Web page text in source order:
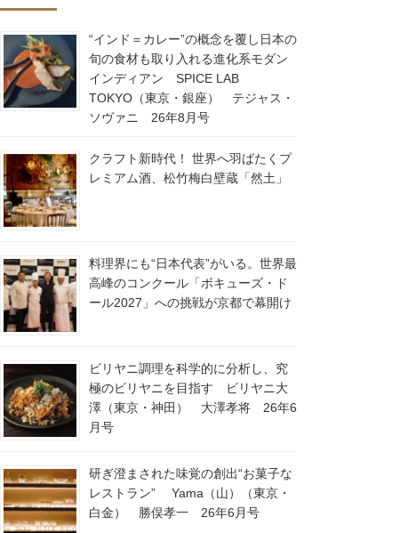
“インド＝カレー”の概念を覆し日本の
旬の食材も取り入れる進化系モダン
インディアン SPICE LAB
TOKYO（東京・銀座） テジャス・
ソヴァニ 26年8月号
クラフト新時代！ 世界へ羽ばたくプ
レミアム酒、松竹梅白壁蔵「然土」
料理界にも“日本代表”がいる。世界最
高峰のコンクール「ボキューズ・ド
ール2027」への挑戦が京都で幕開け
ビリヤニ調理を科学的に分析し、究
極のビリヤニを目指す ビリヤニ大
澤（東京・神田） 大澤孝将 26年6
月号
研ぎ澄まされた味覚の創出“お菓子な
レストラン” Yama（山）（東京・
白金） 勝俣孝一 26年6月号